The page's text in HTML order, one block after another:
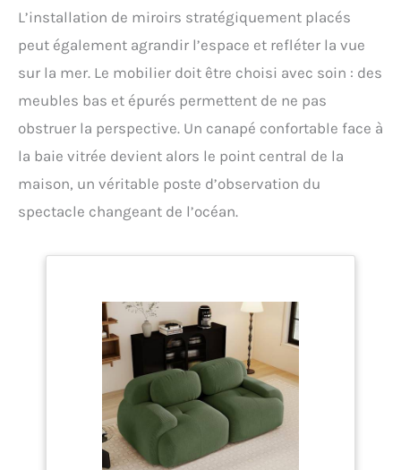
L’installation de miroirs stratégiquement placés
peut également agrandir l’espace et refléter la vue
sur la mer. Le mobilier doit être choisi avec soin : des
meubles bas et épurés permettent de ne pas
obstruer la perspective. Un canapé confortable face à
la baie vitrée devient alors le point central de la
maison, un véritable poste d’observation du
spectacle changeant de l’océan.